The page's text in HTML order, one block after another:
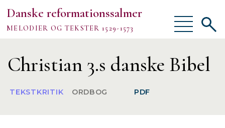
Danske reformationssalmer
MELODIER OG TEKSTER 1529-1573
Vis/skjul
menu
Om
Vis/
Christian 3.s danske Bibel
TEKSTKRITIK ORDBOG PDF